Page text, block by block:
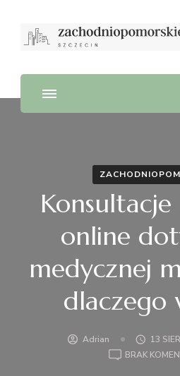
Konsultacje
online
medycznej
dlaczego
Adrian
13
BRAK